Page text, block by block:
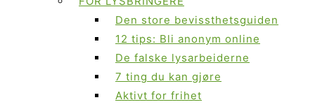
Den store bevissthetsguiden
12 tips: Bli anonym online
De falske lysarbeiderne
7 ting du kan gjøre
Aktivt for frihet